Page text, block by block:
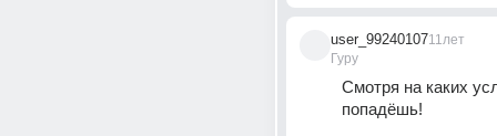
user_99240107
Гуру
11лет
Смотря на каких
попадёшь!